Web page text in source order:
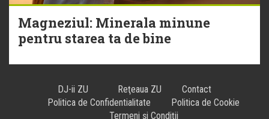
Magneziul: Minerala minune
pentru starea ta de bine
DJ-ii ZU Reţeaua ZU
Contact
Politica de Confidentialitate
Politica de Cookie
Termeni și Condiții